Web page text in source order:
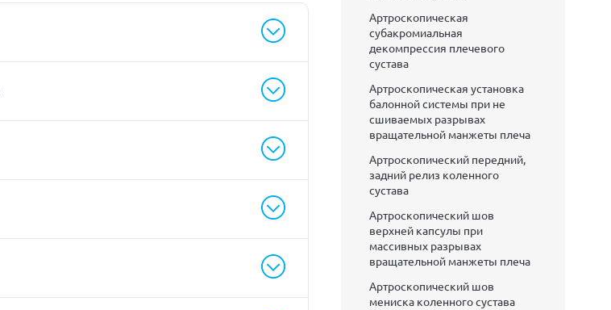
Артроскопическая
субакромиальная
декомпрессия плечевого
сустава
Артроскопическая установка
балонной системы при не
сшиваемых разрывах
вращательной манжеты плеча
Артроскопический передний,
задний релиз коленного
сустава
Артроскопический шов
верхней капсулы при
массивных разрывах
вращательной манжеты плеча
Артроскопический шов
мениска коленного сустава